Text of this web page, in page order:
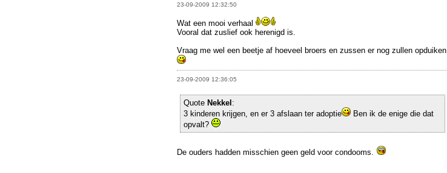
23-09-2009 12:32:50
Wat een mooi verhaal
Vooral dat zuslief ook herenigd is.
Vraag me wel een beetje af hoeveel broers en zussen er nog zullen opduiken
23-09-2009 12:36:05
Quote Nekkel :
3 kinderen krijgen, en er 3 afslaan ter adoptie
Ben ik de enige die dat
opvalt?
De ouders hadden misschien geen geld voor condooms.